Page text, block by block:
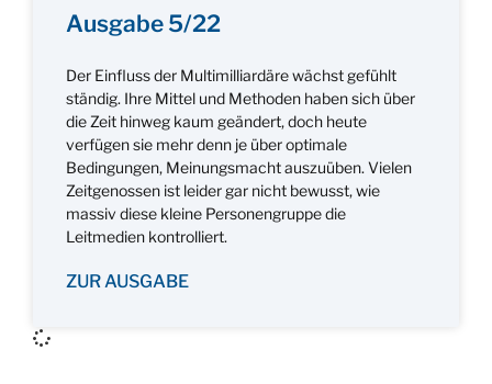
Ausgabe 5/22
Der Einfluss der Multimilliardäre wächst gefühlt
ständig. Ihre Mittel und Methoden haben sich über
die Zeit hinweg kaum geändert, doch heute
verfügen sie mehr denn je über optimale
Bedingungen, Meinungsmacht auszuüben. Vielen
Zeitgenossen ist leider gar nicht bewusst, wie
massiv diese kleine Personengruppe die
Leitmedien kontrolliert.
ZUR AUSGABE